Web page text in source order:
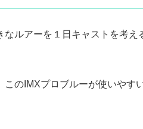
ルアーを１日キャストを考え
のIMXプロブルーが使いやす